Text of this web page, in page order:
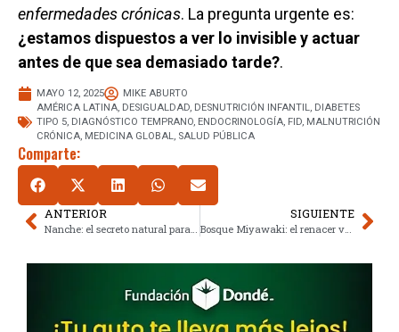
enfermedades crónicas. La pregunta urgente es:
¿estamos dispuestos a ver lo invisible y actuar
antes de que sea demasiado tarde?.
MAYO 12, 2025
MIKE ABURTO
AMÉRICA LATINA, DESIGUALDAD, DESNUTRICIÓN INFANTIL, DIABETES
TIPO 5, DIAGNÓSTICO TEMPRANO, ENDOCRINOLOGÍA, FID, MALNUTRICIÓN
CRÓNICA, MEDICINA GLOBAL, SALUD PÚBLICA
Comparte:
ANTERIOR
Nanche: el secreto natural para una piel joven que pocos conocen
SIGUIENTE
Bosque Miyawaki: el renacer verde de Nezahualcóyotl contra el concreto